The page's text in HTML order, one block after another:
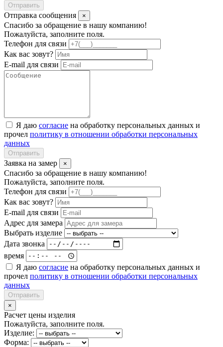
Отправить
Отправка сообщения ×
Спасибо за обращение в нашу компанию!
Пожалуйста, заполните поля.
Телефон для связи
Как вас зовут?
E-mail для связи
Я даю согласие на обработку персональных данных и
прочел политику в отношении обработки персональных
данных
Отправить
Заявка на замер ×
Спасибо за обращение в нашу компанию!
Пожалуйста, заполните поля.
Телефон для связи
Как вас зовут?
E-mail для связи
Адрес для замера
Выбрать изделие
Дата звонка
время
Я даю согласие на обработку персональных данных и
прочел политику в отношении обработки персональных
данных
Отправить
×
Расчет цены изделия
Пожалуйста, заполните поля.
Изделие:
Форма: